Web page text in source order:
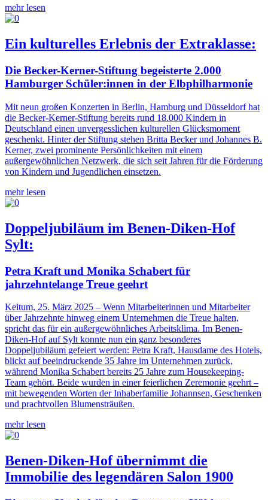
mehr lesen
Ein kulturelles Erlebnis der Extraklasse:
Die Becker-Kerner-Stiftung begeisterte 2.000
Hamburger Schüler:innen in der Elbphilharmonie
Mit neun großen Konzerten in Berlin, Hamburg und Düsseldorf hat
die Becker-Kerner-Stiftung bereits rund 18.000 Kindern in
Deutschland einen unvergesslichen kulturellen Glücksmoment
geschenkt. Hinter der Stiftung stehen Britta Becker und Johannes B.
Kerner, zwei prominente Persönlichkeiten mit einem
außergewöhnlichen Netzwerk, die sich seit Jahren für die Förderung
von Kindern und Jugendlichen einsetzen.
mehr lesen
Doppeljubiläum im Benen-Diken-Hof
Sylt:
Petra Kraft und Monika Schabert für
jahrzehntelange Treue geehrt
Keitum, 25. März 2025 – Wenn Mitarbeiterinnen und Mitarbeiter
über Jahrzehnte hinweg einem Unternehmen die Treue halten,
spricht das für ein außergewöhnliches Arbeitsklima. Im Benen-
Diken-Hof auf Sylt konnte nun ein ganz besonderes
Doppeljubiläum gefeiert werden: Petra Kraft, Hausdame des Hotels,
blickt auf beeindruckende 35 Jahre im Unternehmen zurück,
während Monika Schabert bereits 25 Jahre zum Housekeeping-
Team gehört. Beide wurden in einer feierlichen Zeremonie geehrt –
mit bewegenden Worten der Inhaberfamilie Johannsen, Geschenken
und prachtvollen Blumensträußen.
mehr lesen
Benen-Diken-Hof übernimmt die
Immobilie des legendären Salon 1900